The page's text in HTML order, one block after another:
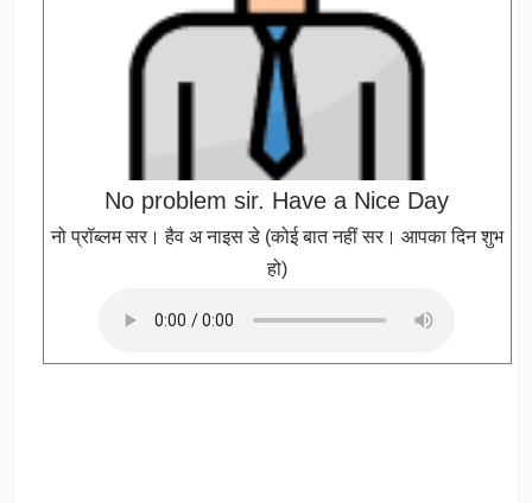
No problem sir. Have a Nice Day
नो प्रॉब्लम सर। हैव अ नाइस डे (कोई बात नहीं सर। आपका दिन शुभ
हो)